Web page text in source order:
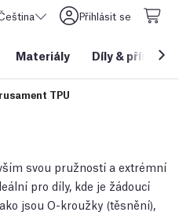
americké Přihlásit se
Materiály Díly &
TPU
svou pružností a extrémní
pro díly, kde je žádoucí
jsou O-kroužky (těsnění),